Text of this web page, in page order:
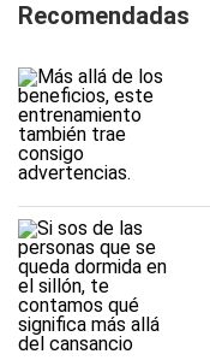
Recomendadas